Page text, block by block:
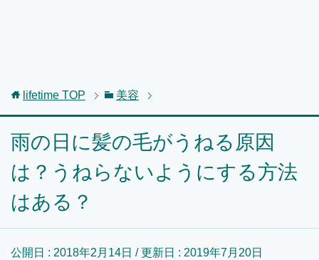
lifetime TOP 美容
雨の日に髪の毛がうねる原因
は？うねらないようにする方法
はある？
公開日 : 2018年2月14日 / 更新日 : 2019年7月20日